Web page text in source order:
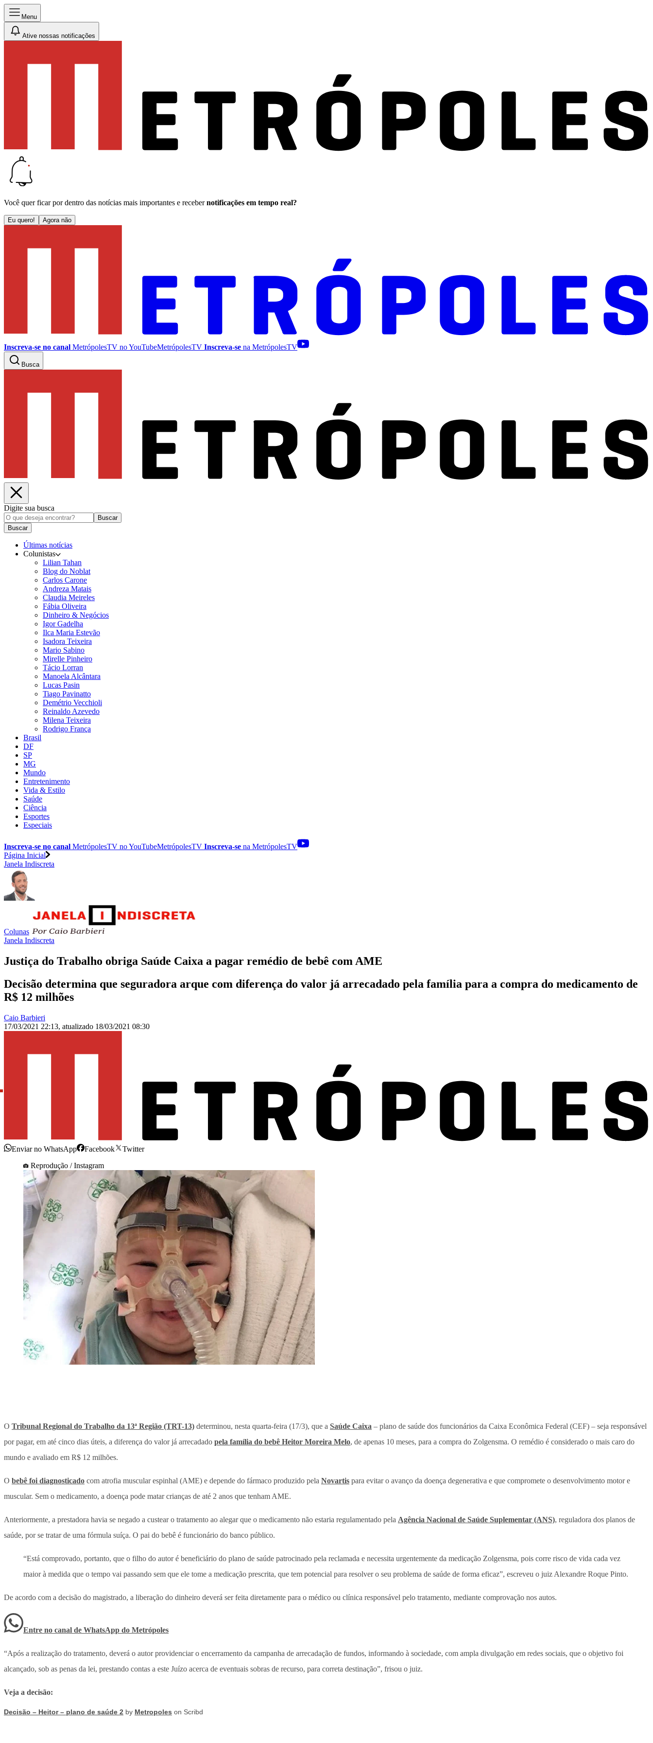
Menu
Ative nossas notificações
Você quer ficar por dentro das notícias mais importantes e receber notificações em tempo real?
Eu quero! Agora não
Inscreva-se no canal MetrópolesTV noYouTubeMetrópolesTV Inscreva-se na MetrópolesTV
Busca
Digite sua busca
Buscar
Buscar
Últimas notícias
Colunistas
Lilian Tahan
Blog do Noblat
Carlos Carone
Andreza Matais
Claudia Meireles
Fábia Oliveira
Dinheiro & Negócios
Igor Gadelha
Ilca Maria Estevão
Isadora Teixeira
Mario Sabino
Mirelle Pinheiro
Tácio Lorran
Manoela Alcântara
Lucas Pasin
Tiago Pavinatto
Demétrio Vecchioli
Reinaldo Azevedo
Milena Teixeira
Rodrigo França
Brasil
DF
SP
MG
Mundo
Entretenimento
Vida & Estilo
Saúde
Ciência
Esportes
Especiais
Inscreva-se no canal MetrópolesTV noYouTubeMetrópolesTV Inscreva-se na MetrópolesTV
Página Inicial
Janela Indiscreta
Colunas
Janela Indiscreta
Justiça do Trabalho obriga Saúde Caixa a pagar remédio de bebê com AME
Decisão determina que seguradora arque com diferença do valor já arrecadado pela família para a compra do medicamento de
R$ 12 milhões
Caio Barbieri
17/03/2021 22:13, atualizado 18/03/2021 08:30
Enviar no WhatsApp Facebook
Twitter
Reprodução / Instagram
O Tribunal Regional do Trabalho da 13ª Região (TRT-13) determinou, nesta quarta-feira (17/3), que a Saúde Caixa – plano de saúde dos funcionários da Caixa Econômica Federal (CEF) – seja responsável
por pagar, em até cinco dias úteis, a diferença do valor já arrecadado pela família do bebê Heitor Moreira Melo, de apenas 10 meses, para a compra do Zolgensma. O remédio é considerado o mais caro do
mundo e avaliado em R$ 12 milhões.
O bebê foi diagnosticado com atrofia muscular espinhal (AME) e depende do fármaco produzido pela Novartis para evitar o avanço da doença degenerativa e que compromete o desenvolvimento motor e
muscular. Sem o medicamento, a doença pode matar crianças de até 2 anos que tenham AME.
Anteriormente, a prestadora havia se negado a custear o tratamento ao alegar que o medicamento não estaria regulamentado pela Agência Nacional de Saúde Suplementar (ANS), reguladora dos planos de
saúde, por se tratar de uma fórmula suíça. O pai do bebê é funcionário do banco público.
“Está comprovado, portanto, que o filho do autor é beneficiário do plano de saúde patrocinado pela reclamada e necessita urgentemente da medicação Zolgensma, pois corre risco de vida cada vez
maior à medida que o tempo vai passando sem que ele tome a medicação prescrita, que tem potencial para resolver o seu problema de saúde de forma eficaz”, escreveu o juiz Alexandre Roque Pinto.
De acordo com a decisão do magistrado, a liberação do dinheiro deverá ser feita diretamente para o médico ou clínica responsável pelo tratamento, mediante comprovação nos autos.
Entre no canal de WhatsApp do Metrópoles
“Após a realização do tratamento, deverá o autor providenciar o encerramento da campanha de arrecadação de fundos, informando à sociedade, com ampla divulgação em redes sociais, que o objetivo foi
alcançado, sob as penas da lei, prestando contas a este Juízo acerca de eventuais sobras de recurso, para correta destinação”, frisou o juiz.
Veja a decisão:
Decisão – Heitor – plano de saúde 2 by Metropoles on Scribd